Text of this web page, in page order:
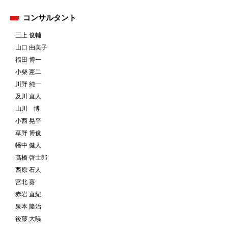
コンサルタント
三上 俊輔
山口 由美子
福田 博一
小柴 憲二
川野 純一
及川 直人
山川 博
小西 晃平
草野 博俊
幡中 健人
髙橋 啓士郎
西原 石人
宮北 葵
赤岩 直紀
泉本 隆治
後藤 大暁